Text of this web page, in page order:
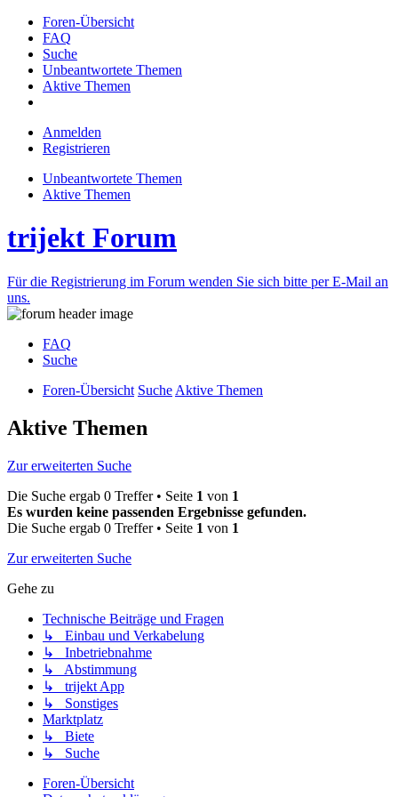
Foren-Übersicht
FAQ
Suche
Unbeantwortete Themen
Aktive Themen
Anmelden
Registrieren
Unbeantwortete Themen
Aktive Themen
trijekt Forum
Für die Registrierung im Forum wenden Sie sich bitte per E-Mail an
uns.
FAQ
Suche
Foren-Übersicht Suche Aktive Themen
Aktive Themen
Zur erweiterten Suche
Die Suche ergab 0 Treffer • Seite 1 von 1
Es wurden keine passenden Ergebnisse gefunden.
Die Suche ergab 0 Treffer • Seite 1 von 1
Zur erweiterten Suche
Gehe zu
Technische Beiträge und Fragen
↳ Einbau und Verkabelung
↳ Inbetriebnahme
↳ Abstimmung
↳ trijekt App
↳ Sonstiges
Marktplatz
↳ Biete
↳ Suche
Foren-Übersicht